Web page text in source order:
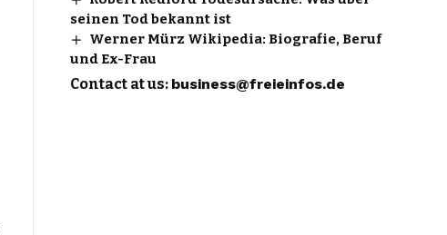
seinen Tod bekannt ist
Werner Mürz Wikipedia: Biografie, Beruf
und Ex-Frau
Contact at us: business@freieinfos.de